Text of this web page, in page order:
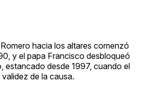
hacia los altares comenzó
y el papa Francisco desbloqueó
estancado desde 1997, cuando el
de la causa.